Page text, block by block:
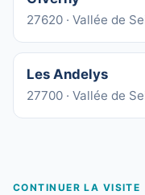
27620 · Vallée de
Les Andelys
27700 · Vallée de
CONTINUER LA VISITE